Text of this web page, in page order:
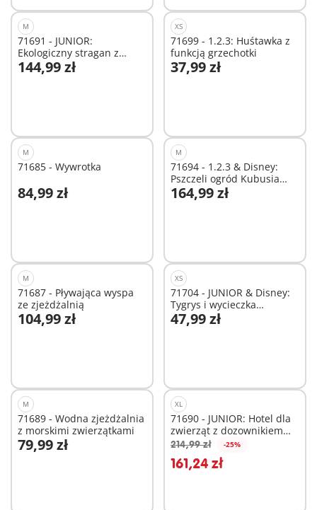
M
71691 - JUNIOR:
Ekologiczny stragan z
wózkiem widłowym
144,99 zł
Dodaj do koszyka
XS
71699 - 1.2.3: Huśtawka z
funkcją grzechotki
37,99 zł
Dodaj do koszyka
M
71685 - Wywrotka
84,99 zł
Dodaj do koszyka
M
71694 - 1.2.3 & Disney:
Pszczeli ogród Kubusia
Puchatka i Tygrysa
164,99 zł
Dodaj do koszyka
M
71687 - Pływająca wyspa
ze zjeżdżalnią
104,99 zł
Dodaj do koszyka
XS
71704 - JUNIOR & Disney:
Tygrys i wycieczka
pontonem
47,99 zł
Dodaj do koszyka
M
71689 - Wodna zjeżdżalnia
z morskimi zwierzątkami
79,99 zł
Dodaj do koszyka
XL
71690 - JUNIOR: Hotel dla
zwierząt z dozownikiem
pokarmu
214,99 zł -25%
161,24 zł
Dodaj do koszyka